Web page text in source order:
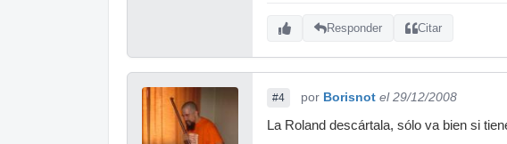
Responder Citar
#4 por Borisnot el 29/12/2008
La Roland descártala, sólo va bien si